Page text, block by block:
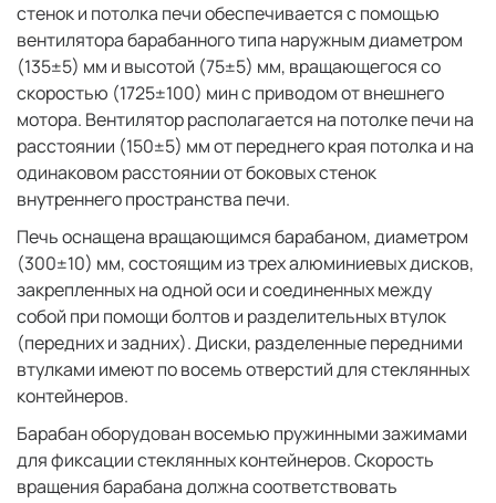
стенок и потолка печи обеспечивается с помощью
вентилятора барабанного типа наружным диаметром
(135±5) мм и высотой (75±5) мм, вращающегося со
скоростью (1725±100) мин с приводом от внешнего
мотора. Вентилятор располагается на потолке печи на
расстоянии (150±5) мм от переднего края потолка и на
одинаковом расстоянии от боковых стенок
внутреннего пространства печи.
Печь оснащена вращающимся барабаном, диаметром
(300±10) мм, состоящим из трех алюминиевых дисков,
закрепленных на одной оси и соединенных между
собой при помощи болтов и разделительных втулок
(передних и задних). Диски, разделенные передними
втулками имеют по восемь отверстий для стеклянных
контейнеров.
Барабан оборудован восемью пружинными зажимами
для фиксации стеклянных контейнеров. Скорость
вращения барабана должна соответствовать